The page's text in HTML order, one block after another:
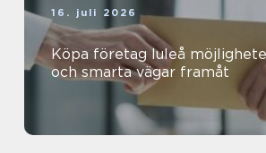
16. juli 2026
Köpa företag luleå möjligheter, risker
och smarta vägar framåt